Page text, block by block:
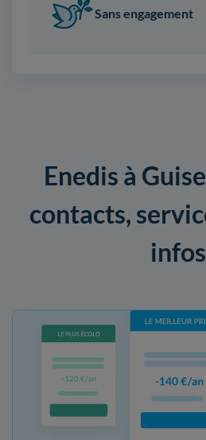
Sans engagement
Enedis à
contacts,
infos